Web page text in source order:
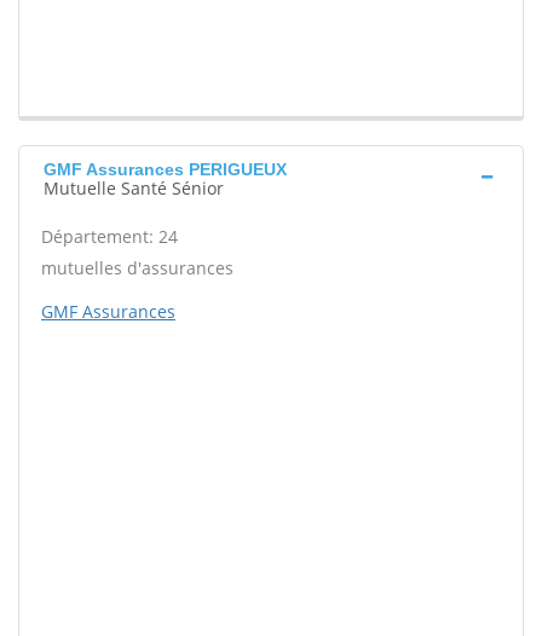
GMF Assurances PERIGUEUX
Mutuelle Santé Sénior
Département: 24
mutuelles d'assurances
GMF Assurances